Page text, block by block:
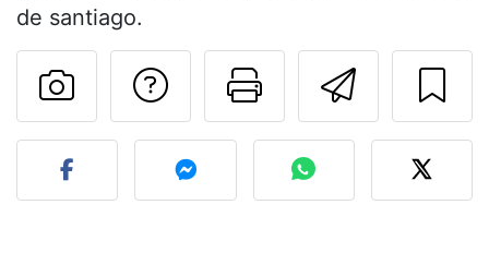
de santiago.
Imprimir
Preguntar al autor
Publicar la foto de esta